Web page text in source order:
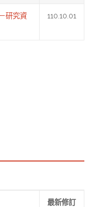
研究資
110.10.01
最新修訂